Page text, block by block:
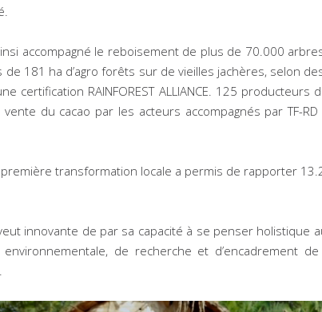
accompagné le reboisement de plus de 70.000
181 ha d’agro forêts sur de vieilles jachères, selon
certification RAINFOREST ALLIANCE. 125
du cacao par les acteurs accompagnés par TF-
transformation locale a permis de rapporter
innovante de par sa capacité à se penser
de recherche et d’encadrement